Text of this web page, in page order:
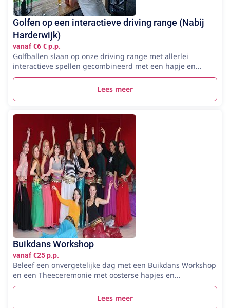
Golfen op een interactieve driving range (Nabij
Harderwijk)
vanaf €6 € p.p.
Golfballen slaan op onze driving range met allerlei
interactieve spellen gecombineerd met een hapje en...
Lees meer
Buikdans Workshop
vanaf €25 p.p.
Beleef een onvergetelijke dag met een Buikdans Workshop
en een Theeceremonie met oosterse hapjes en...
Lees meer